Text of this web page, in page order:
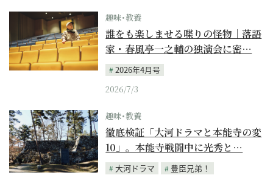
趣味･教養
誰をも楽しませる喋りの怪物｜落語
家・春風亭一之輔の独演会に密…
2026年4月号
2026/7/3
趣味･教養
徹底検証「大河ドラマと本能寺の変
10」。本能寺戦闘中に光秀と…
大河ドラマ
豊臣兄弟！